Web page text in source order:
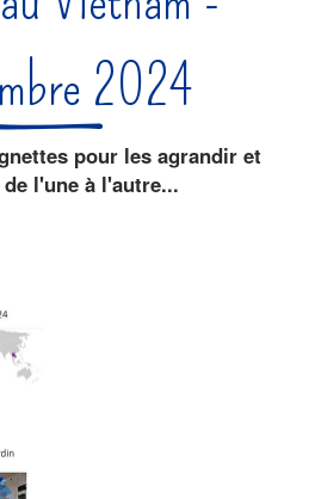
2024
pour les agrandir et
l'une à l'autre...